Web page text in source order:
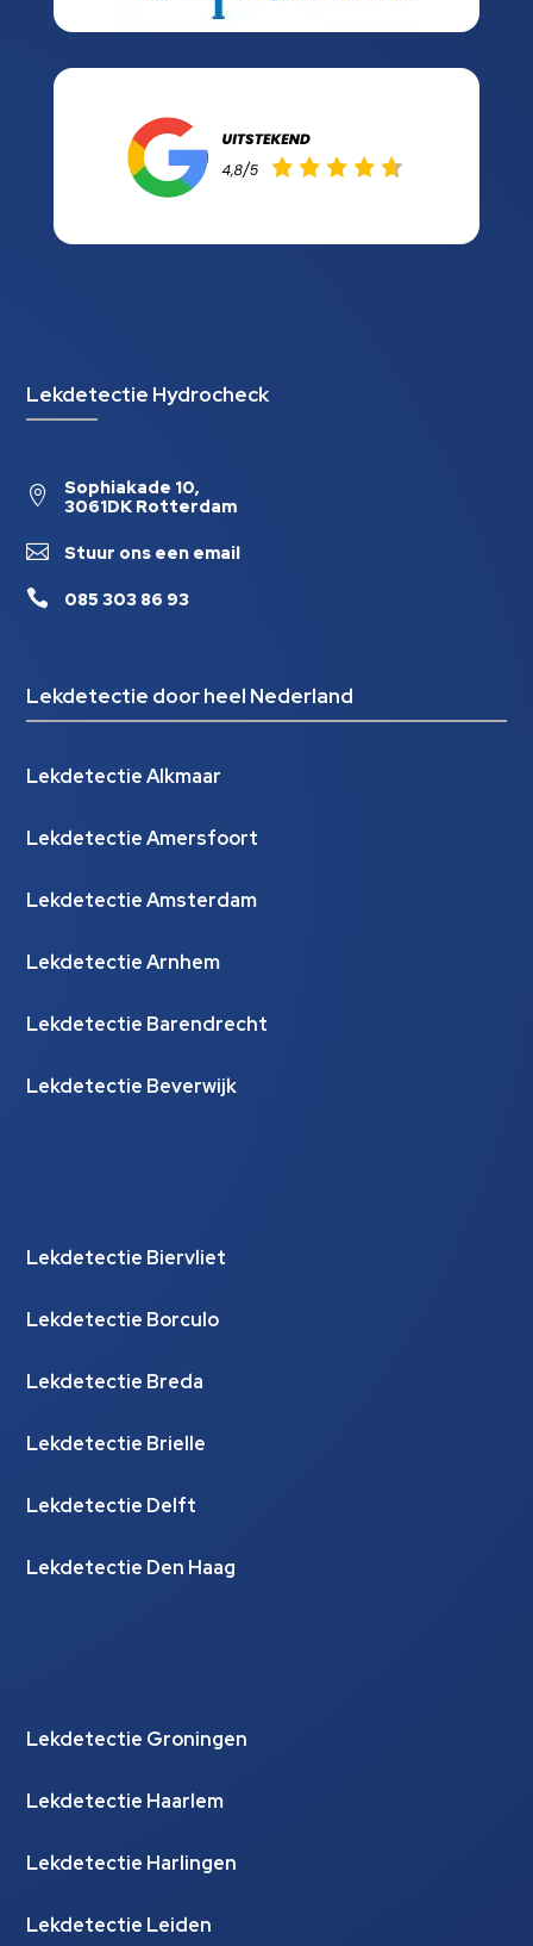
Lekdetectie Hydrocheck

Sophiakade 10,
3061DK Rotterdam
 Stuur ons een email
 085 303 86 93
Lekdetectie door heel Nederland
Lekdetectie Alkmaar
Lekdetectie Amersfoort
Lekdetectie Amsterdam
Lekdetectie Arnhem
Lekdetectie Barendrecht
Lekdetectie Beverwijk
Lekdetectie Biervliet
Lekdetectie Borculo
Lekdetectie Breda
Lekdetectie Brielle
Lekdetectie Delft
Lekdetectie Den Haag
Lekdetectie Groningen
Lekdetectie Haarlem
Lekdetectie Harlingen
Lekdetectie Leiden